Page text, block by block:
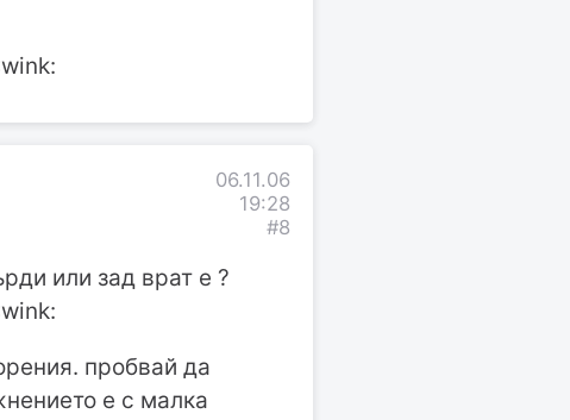
06.11.06
19:28
#8
или зад врат е ?
пробвай да
е с малка